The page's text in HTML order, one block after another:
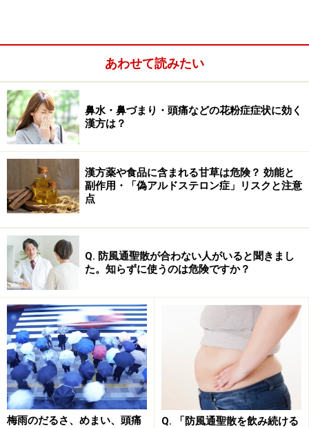
また、漢方では「舌は心（しん）に開窮する」といわ
れ、心の活動の異常が舌に出やすいとされています。こ
こでいう心も、心臓の血液を送り出すポンプの働きだけ
でなく、心をココロというように、精神活動にも大きな
影響をあたえるものとされているのです。
なお、舌の状態は常に一定ではなく、体調によって変化
します。まとめると次のようなことがわかります。
あわせて読みたい
鼻水・鼻づまり・頭痛などの花粉症症状に効く
漢方は？
漢方薬や食品に含まれる甘草は危険？ 効能と
副作用・「偽アルドステロン症」リスクと注意
点
Q. 防風通聖散が合わない人がいると聞きまし
た。知らずに使うのは危険ですか？
梅雨のだるさ、めまい、頭痛
Q. 「防風通聖散を飲み続ける